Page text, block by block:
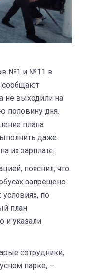
№1 и №11 в
сообщают
не выходили на
половину дня.
плана
даже
их зарплате.
пояснил, что
запрещено
условиях, по
план
и указали
сотрудники,
парке, —